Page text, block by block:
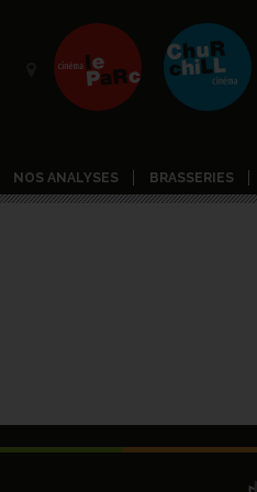
NOS ANALYSES BRASSERIES